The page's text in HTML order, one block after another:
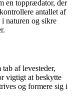
en topprædator, der
antallet af
naturen og sikre
af levesteder,
vigtigt at beskytte
og formere sig i